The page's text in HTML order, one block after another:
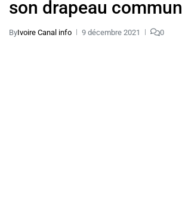
son drapeau commun
ByIvoire Canal info 9 décembre 2021 0